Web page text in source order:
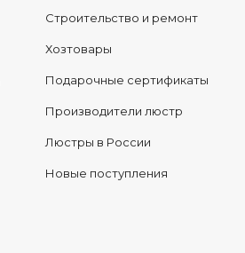
Строительство и ремонт
Хозтовары
Подарочные сертификаты
Производители люстр
Люстры в России
Новые поступления